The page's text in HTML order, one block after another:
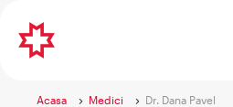
Acasa Medici Dr. Dana Pavel